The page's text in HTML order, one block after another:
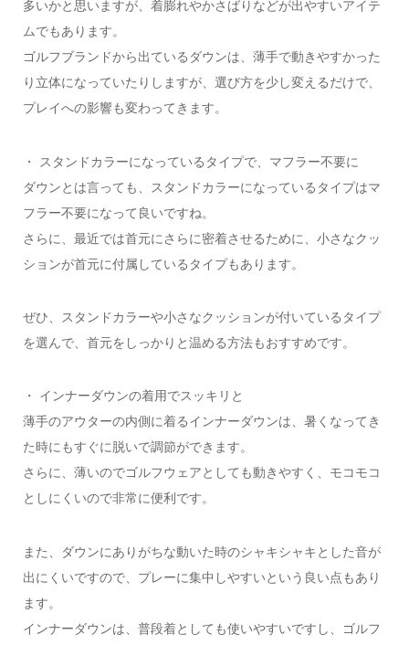
多いかと思いますが、着膨れやかさばりなどが出やすいアイテ
ムでもあります。
ゴルフブランドから出ているダウンは、薄手で動きやすかった
り立体になっていたりしますが、選び方を少し変えるだけで、
プレイへの影響も変わってきます。
・ スタンドカラーになっているタイプで、マフラー不要に
ダウンとは言っても、スタンドカラーになっているタイプはマ
フラー不要になって良いですね。
さらに、最近では首元にさらに密着させるために、小さなクッ
ションが首元に付属しているタイプもあります。
ぜひ、スタンドカラーや小さなクッションが付いているタイプ
を選んで、首元をしっかりと温める方法もおすすめです。
・ インナーダウンの着用でスッキリと
薄手のアウターの内側に着るインナーダウンは、暑くなってき
た時にもすぐに脱いで調節ができます。
さらに、薄いのでゴルフウェアとしても動きやすく、モコモコ
としにくいので非常に便利です。
また、ダウンにありがちな動いた時のシャキシャキとした音が
出にくいですので、プレーに集中しやすいという良い点もあり
ます。
インナーダウンは、普段着としても使いやすいですし、ゴルフ